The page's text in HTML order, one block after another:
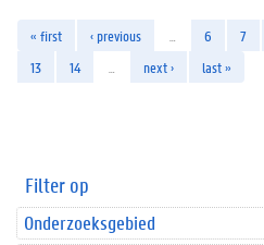
« first ‹ previous 6 7
13
14 next › last »
Filter op
Onderzoeksgebied